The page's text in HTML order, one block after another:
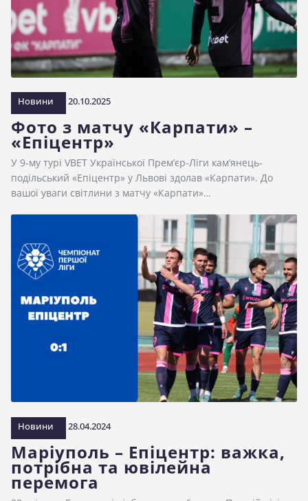
Новини 20.10.2025
Фото з матчу «Карпати» –
«Епіцентр»
У 9-му турі VBET Української Прем’єр-Ліги кам’янець-
подільський «Епіцентр» у Львові здолав «Карпати». До
вашої уваги світлини з матчу «Карпати»…
Новини 28.04.2024
Маріуполь – Епіцентр: важка,
потрібна та ювілейна
перемога